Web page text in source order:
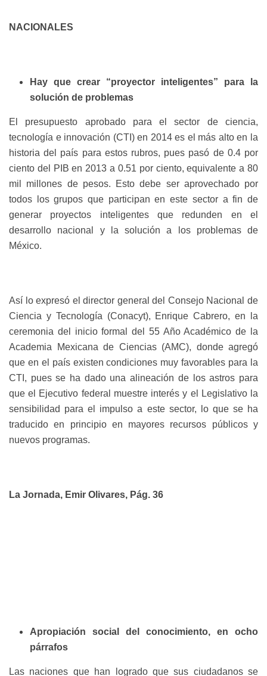
NACIONALES
Hay que crear “proyector inteligentes” para la
solución de problemas
El presupuesto aprobado para el sector de ciencia,
tecnología e innovación (CTI) en 2014 es el más alto en la
historia del país para estos rubros, pues pasó de 0.4 por
ciento del PIB en 2013 a 0.51 por ciento, equivalente a 80
mil millones de pesos. Esto debe ser aprovechado por
todos los grupos que participan en este sector a fin de
generar proyectos inteligentesque redunden en el
desarrollo nacional y la solución a los problemas de
México.
Así lo expresó el director general del Consejo Nacional de
Ciencia y Tecnología (Conacyt), Enrique Cabrero, en la
ceremonia del inicio formal del 55 Año Académico de la
Academia Mexicana de Ciencias (AMC), donde agregó
que en el país existen condiciones muy favorables para la
CTI, pues se ha dado una alineación de los astros para
que el Ejecutivo federal muestre interés y el Legislativo la
sensibilidad para el impulso a este sector, lo que se ha
traducido en principio en mayores recursos públicos y
nuevos programas.
La Jornada, Emir Olivares, Pág. 36
Apropiación social del conocimiento, en ocho
párrafos
Las naciones que han logrado que sus ciudadanos se